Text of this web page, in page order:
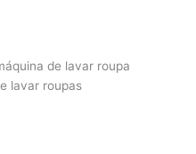
de lavar roupa
lavar roupas